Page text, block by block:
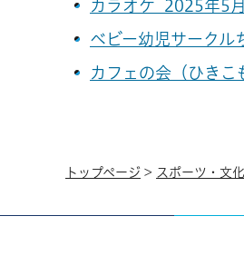
カラオケ 2025年5
ベビー幼児サーク
カフェの会（ひき
トップページ > スポーツ・文